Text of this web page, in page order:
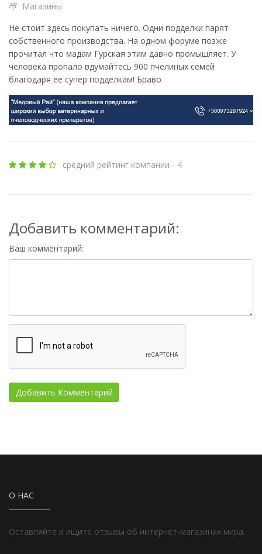
Магазины
Не стоит здесь покупать ничего. Одни подделки парят
собственного производства. На одном форуме позже
прочитал что мадам Гурская этим давно промышляет. У
человека пропало вдумайтесь 900 пчелиных семей
благодаря ее супер подделкам! Браво
средний рейтинг компании - 4
Добавить комментарий:
Ваш комментарий:
О НАС
Оставляйте и ищите отзывы об интернет-магазинах мира.